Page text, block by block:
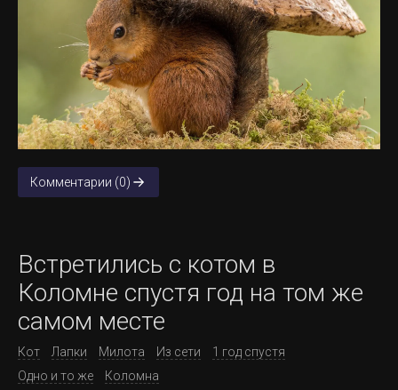
Комментарии (0)
Встретились с котом в
Коломне спустя год на том же
самом месте
Кот Лапки Милота Из сети
1 год спустя
Одно и то же
Коломна